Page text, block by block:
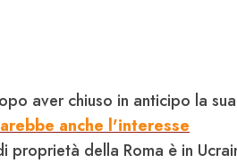
aver chiuso in anticipo la sua
anche l'interesse
proprietà della Roma è in